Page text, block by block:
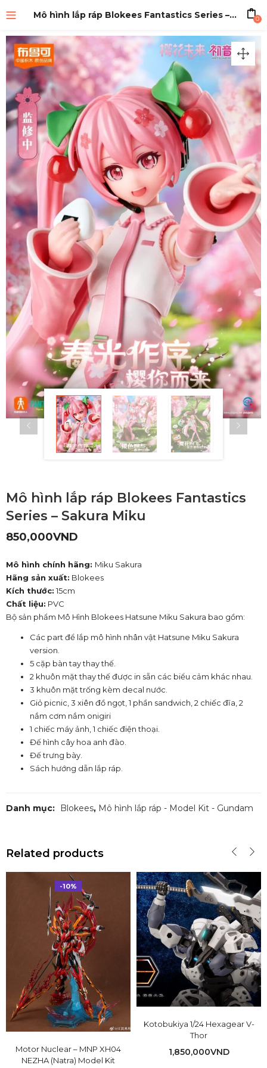
Mô hình lắp ráp Blokees Fantastics Series – Sakura Miku 0
Mô hình lắp ráp Blokees Fantastics
Series – Sakura Miku
850,000VND
Mô hình chính hãng: Miku Sakura
Hãng sản xuất: Blokees
Kích thước: 15cm
Chất liệu: PVC
Bộ sản phẩm Mô Hình Blokees Hatsune Miku Sakura bao gồm:
Các part để lắp mô hình nhân vật Hatsune Miku Sakura
version.
5 cặp bàn tay thay thế.
2 khuôn mặt thay thế được in sẵn các biểu cảm khác nhau.
3 khuôn mặt trống kèm decal nước.
Giỏ picnic, 3 xiên đồ ngọt, 1 phần sandwich, 2 chiếc đĩa, 2
nắm cơm nắm onigiri
1 chiếc máy ảnh, 1 chiếc điện thoại.
Đế hình cây hoa anh đào.
Đế trưng bày.
Sách hướng dẫn lắp ráp.
Danh mục: Blokees, Mô hình lắp ráp - Model Kit - Gundam
Related products
-10%
Motor Nuclear – MNP XH04
NEZHA (Natra) Model Kit
Kotobukiya 1/24 Hexagear V-
Thor
1,850,000VND